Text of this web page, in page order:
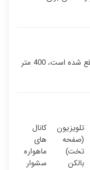
این آپارتمان مجهز به تهویه مطبوع که در کالکان واقع شده است، 400 متر
تلویزیون
(صفحه
تخت)
کانال
های
ماهواره
بالکن سشوار